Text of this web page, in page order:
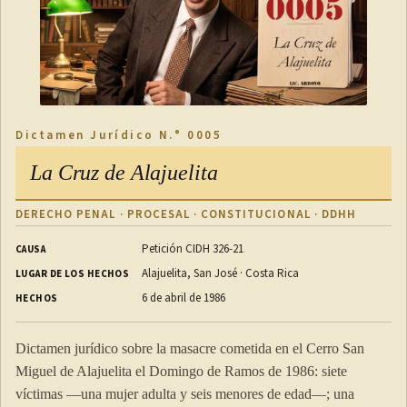
[...].
DISPOSICIONES TRANSITORIAS
TRANSITORIO I
ley en el plazo improrrogable de seis meses.
TRANSITORIO II
la publicación de la presente ley, el Ministerio de Seguridad
Pública, así como los demás entes ministeriales que tengan
Dictamen Jurídico N.° 0005
La Cruz de Alajuelita
DERECHO PENAL · PROCESAL · CONSTITUCIONAL · DDHH
CAUSA Petición CIDH 326-21
LUGAR DE LOS HECHOS Alajuelita, San José · Costa Rica
HECHOS 6 de abril de 1986
Dictamen jurídico sobre la masacre cometida en el Cerro San
Miguel de Alajuelita el Domingo de Ramos de 1986: siete
víctimas —una mujer adulta y seis menores de edad—; una